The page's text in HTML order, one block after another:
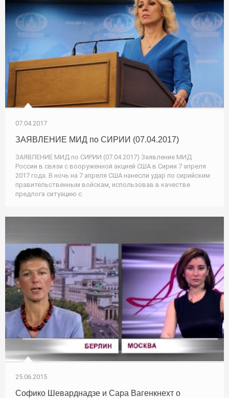
07.04.2017
ЗАЯВЛЕНИЕ МИД по СИРИИ (07.04.2017)
ЗАЯВЛЕНИЕ МИД по СИРИИ (07.04.2017) Заявление МИД
России в связи с вооруженной акцией США в Сирии 7 апреля
2017 года. В ночь на 7 апреля США нанесли удар по сирийским
правительственным войскам, использовав в качестве
предлога ситуацию с
25.06.2015
Софико Шеварднадзе и Сара Вагенкнехт о